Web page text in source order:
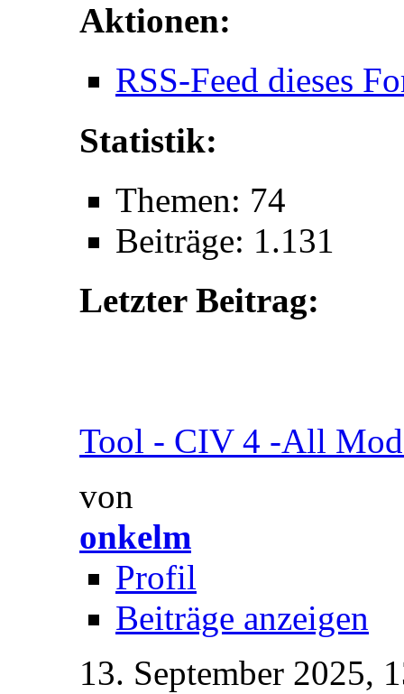
Aktionen:
RSS-Feed dieses
Statistik:
Themen: 74
Beiträge: 1.131
Letzter Beitrag:
Tool - CIV 4 -All Mod
von
onkelm
Profil
Beiträge anzeigen
13. September 2025,